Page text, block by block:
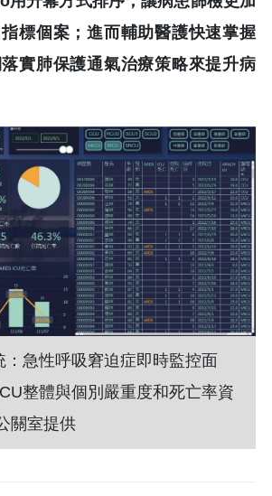
標個案；進而輔助醫護快速掌握
實肺保護通氣治療策略來提升病
：急性呼吸窘迫症即時監控面
整體與個別嚴重度和死亡率資
關室提供